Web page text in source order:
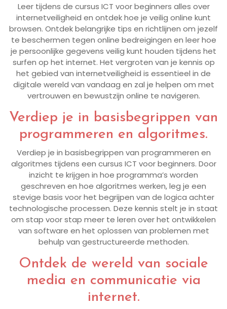
Leer tijdens de cursus ICT voor beginners alles over
internetveiligheid en ontdek hoe je veilig online kunt
browsen. Ontdek belangrijke tips en richtlijnen om jezelf
te beschermen tegen online bedreigingen en leer hoe
je persoonlijke gegevens veilig kunt houden tijdens het
surfen op het internet. Het vergroten van je kennis op
het gebied van internetveiligheid is essentieel in de
digitale wereld van vandaag en zal je helpen om met
vertrouwen en bewustzijn online te navigeren.
Verdiep je in basisbegrippen van
programmeren en algoritmes.
Verdiep je in basisbegrippen van programmeren en
algoritmes tijdens een cursus ICT voor beginners. Door
inzicht te krijgen in hoe programma’s worden
geschreven en hoe algoritmes werken, leg je een
stevige basis voor het begrijpen van de logica achter
technologische processen. Deze kennis stelt je in staat
om stap voor stap meer te leren over het ontwikkelen
van software en het oplossen van problemen met
behulp van gestructureerde methoden.
Ontdek de wereld van sociale
media en communicatie via
internet.